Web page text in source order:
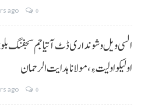
ago 0
السی ویل و شونداری ڈٹ آتیا جم سجفنگ
اولیکو اولیت ءِ،مولانا ہدایت الرحمان
ago 0